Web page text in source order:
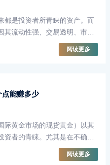
都是投资者所青睐的资产。而
流动性强、交易透明、市场
始接触伦敦金时，往往会被其
，在深入了解后，我们会发
阅读更多
能赚多少
际黄金市场的现货黄金）以其
者的青睐。尤其是在不确定
避险资产，吸引了大量的资金
敦金时，能够通过每个点的波
阅读更多